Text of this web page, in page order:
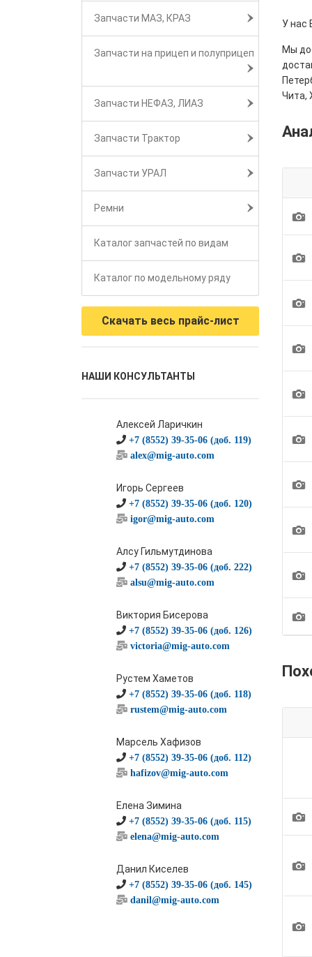
Запчасти МАЗ, КРАЗ
Запчасти на прицеп и полуприцеп
Запчасти НЕФАЗ, ЛИАЗ
Запчасти Трактор
Запчасти УРАЛ
Ремни
Каталог запчастей по видам
Каталог по модельному ряду
Скачать весь прайс-лист
НАШИ КОНСУЛЬТАНТЫ
Алексей Ларичкин
+7 (8552) 39-35-06 (доб. 119)
alex@mig-auto.com
Игорь Сергеев
+7 (8552) 39-35-06 (доб. 120)
igor@mig-auto.com
Алсу Гильмутдинова
+7 (8552) 39-35-06 (доб. 222)
alsu@mig-auto.com
Виктория Бисерова
+7 (8552) 39-35-06 (доб. 126)
victoria@mig-auto.com
Рустем Хаметов
+7 (8552) 39-35-06 (доб. 118)
rustem@mig-auto.com
Марсель Хафизов
+7 (8552) 39-35-06 (доб. 112)
hafizov@mig-auto.com
Елена Зимина
+7 (8552) 39-35-06 (доб. 115)
elena@mig-auto.com
Данил Киселев
+7 (8552) 39-35-06 (доб. 145)
danil@mig-auto.com
У нас
Мы
Чита,
1
1
1
1
1
1
1
1
1
1
1
1
1